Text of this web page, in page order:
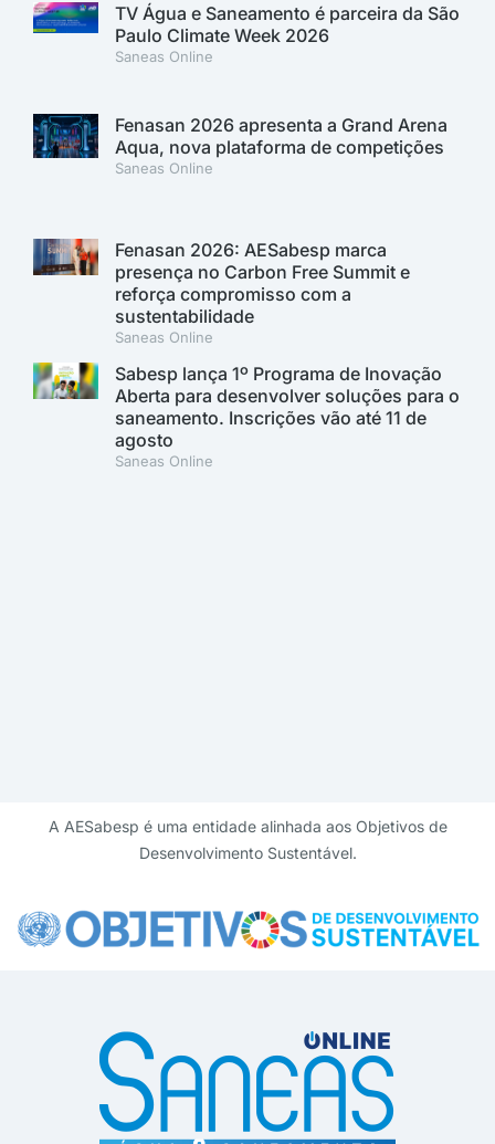
TV Água e Saneamento é parceira da São
Paulo Climate Week 2026
Saneas Online
Fenasan 2026 apresenta a Grand Arena
Aqua, nova plataforma de competições
Saneas Online
Fenasan 2026: AESabesp marca
presença no Carbon Free Summit e
reforça compromisso com a
sustentabilidade
Saneas Online
Sabesp lança 1º Programa de Inovação
Aberta para desenvolver soluções para o
saneamento. Inscrições vão até 11 de
agosto
Saneas Online
A AESabesp é uma entidade alinhada aos Objetivos de
Desenvolvimento Sustentável.